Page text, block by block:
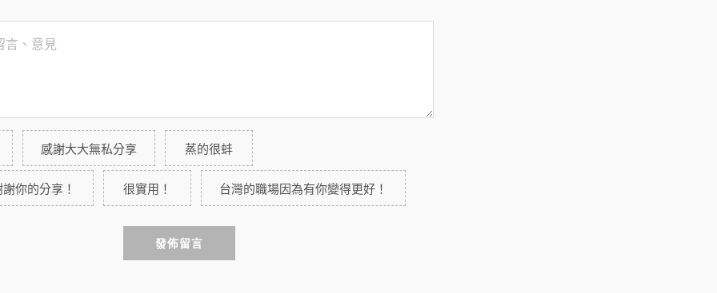
感謝大大無私分享 蒸的很蚌
你的分享！ 很實用！ 台灣的職場因為有你變得更好！
發佈留言